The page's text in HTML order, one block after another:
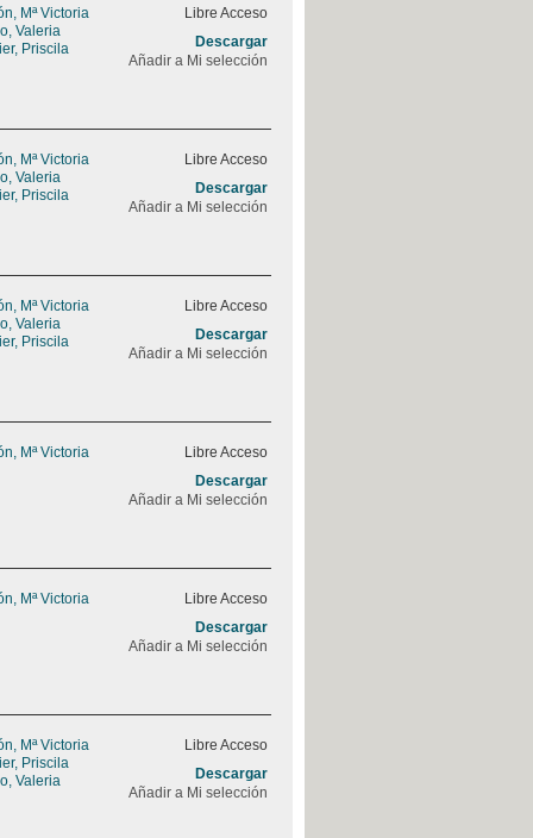
Mª Victoria
Valeria
Priscila
Libre Acceso
Descargar
Añadir a Mi selección
Mª Victoria
Valeria
Priscila
Libre Acceso
Descargar
Añadir a Mi selección
Mª Victoria
Valeria
Priscila
Libre Acceso
Descargar
Añadir a Mi selección
Mª Victoria
Libre Acceso
Descargar
Añadir a Mi selección
Mª Victoria
Libre Acceso
Descargar
Añadir a Mi selección
Mª Victoria
Priscila
Valeria
Libre Acceso
Descargar
Añadir a Mi selección